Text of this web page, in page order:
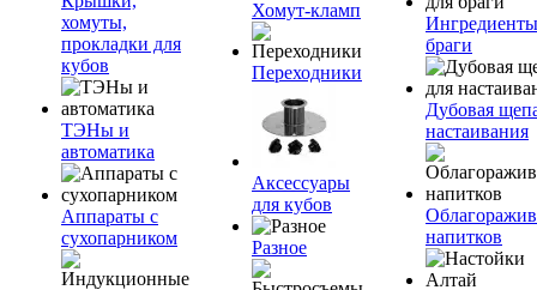
хомуты,
прокладки для
кубов
ТЭНы и
автоматика
Аппараты с
сухопарником
Хомут-кламп
Переходники
Аксессуары
для кубов
Разное
браги
Дубовая
настаивания
напитков